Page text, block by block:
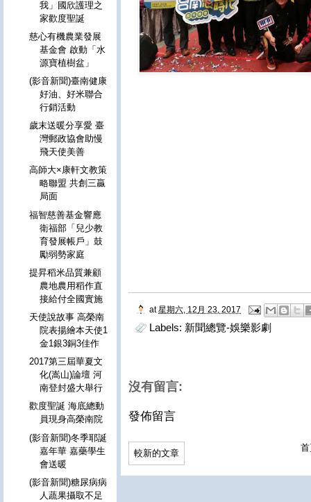
at 星期六, 12月 23, 2017
Labels: 新聞總覽-娛樂影劇
沒有留言:
發佈留言
較新的文章
我」國欣護理之
家歡度聖誕
慈心有機農業發展
基金會 啟動「水
源寶植樹盆」
(影音新聞)臺南健康
好油、好米聯合
行銷活動
歲末送暖分享愛 臺
灣郵政協會助慢
飛天使美善
高師大×康軒文教策
略聯盟 共創三贏
局面
福智慈善基金響應
衛福部「兒少教
育發展帳戶」鼓
勵弱勢家庭
提昇稻米品質兼顧
農地農用稻作直
接給付全國實施
天使說故事 高榮南
院表揚繪本天使1
金1銀3銅3佳作
2017第三屆華夏文
化(嵩山)論壇 河
南登封盛大舉行
歡度聖誕 海底總動
員現身高榮南院
(影音新聞)冬季耶誕
嘉年華 嘉藥學生
會送暖
(影音新聞)糖尿病病
人蔬果攝取不足